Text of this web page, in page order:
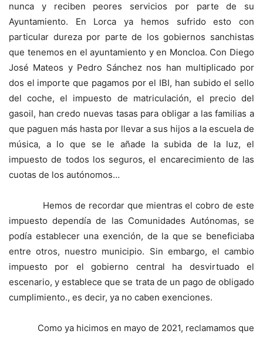
nunca y reciben peores servicios por parte de su
Ayuntamiento. En Lorca ya hemos sufrido esto con
particular dureza por parte de los gobiernos sanchistas
que tenemos en el ayuntamiento y en Moncloa. Con Diego
José Mateos y Pedro Sánchez nos han multiplicado por
dos el importe que pagamos por el IBI, han subido el sello
del coche, el impuesto de matriculación, el precio del
gasoil, han credo nuevas tasas para obligar a las familias a
que paguen más hasta por llevar a sus hijos a la escuela de
música, a lo que se le añade la subida de la luz, el
impuesto de todos los seguros, el encarecimiento de las
cuotas de los autónomos…
Hemos de recordar que mientras el cobro de este
impuesto dependía de las Comunidades Autónomas, se
podía establecer una exención, de la que se beneficiaba
entre otros, nuestro municipio. Sin embargo, el cambio
impuesto por el gobierno central ha desvirtuado el
escenario, y establece que se trata de un pago de obligado
cumplimiento., es decir, ya no caben exenciones.
Como ya hicimos en mayo de 2021, reclamamos que